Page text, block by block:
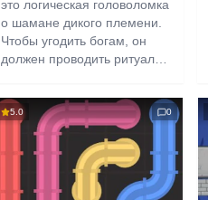
это логическая головоломка
о шамане дикого племени.
Чтобы угодить богам, он
должен проводить ритуалы
Никаких кровавых
жертвоприношений, не
переживайте. Нужно лишь
размещать ритуальные
блоки на отведённых для
них платформах. Звучит
5.0 0